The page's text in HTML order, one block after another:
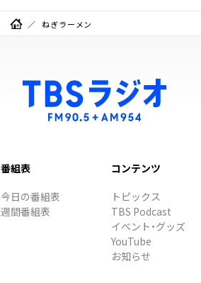
ねぎラーメン
番組表
今日の番組表
週間番組表
コンテンツ
トピックス
TBS Podcast
イベント・グッズ
YouTube
お知らせ